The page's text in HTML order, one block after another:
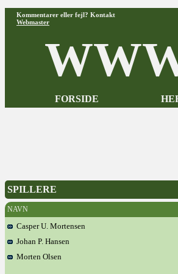
Kommentarer eller fejl? Kontakt
Webmaster
FORSIDE
SPILLERE
NAVN
Casper U. Mortensen
Johan P. Hansen
Morten Olsen